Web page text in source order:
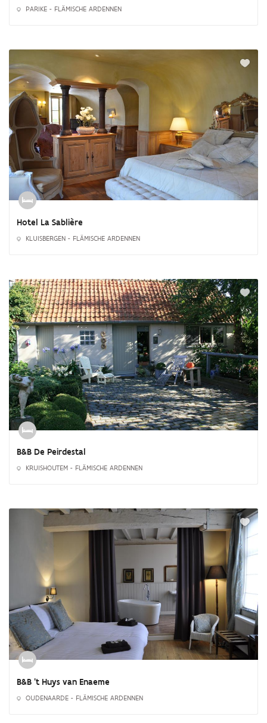
PARIKE - FLÄMISCHE ARDENNEN
Hotel La Sablière
KLUISBERGEN - FLÄMISCHE ARDENNEN
B&B De Peirdestal
KRUISHOUTEM - FLÄMISCHE ARDENNEN
B&B 't Huys van Enaeme
OUDENAARDE - FLÄMISCHE ARDENNEN